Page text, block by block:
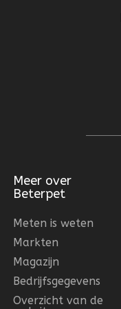
Meer over
Beterpet
Meten is weten
Markten
Magazijn
Bedrijfsgegevens
Overzicht van de